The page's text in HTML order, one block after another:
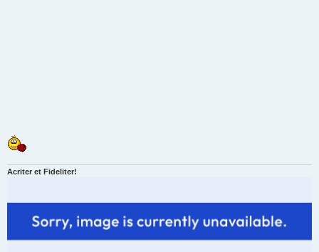
Acriter et Fideliter!